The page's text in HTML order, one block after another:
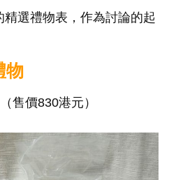
選禮物表，作為討論的起
物
（售價830港元）